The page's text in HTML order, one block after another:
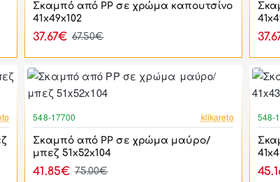
Σκαμπό από PP σε χρώμα καπουτσίνο
41x49x102
37.67€ 67.50€
548-17700 klikareto
Σκαμπό από PP σε χρώμα μαύρο/
μπεζ 51x52x104
41.85€ 75.00€
548-